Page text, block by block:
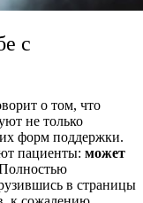
с
о том, что
не только
форм поддержки.
пациенты: может
в страницы